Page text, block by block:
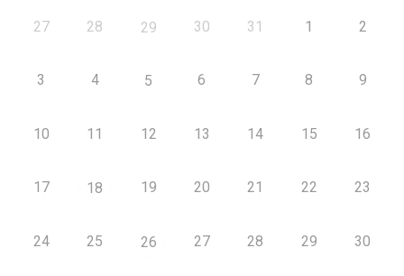
27 28 29 30 31 1 2
3 4 5 6 7 8 9
10 11 12 13 14 15 16
17 18 19 20 21 22 23
24 25 26 27 28 29 30